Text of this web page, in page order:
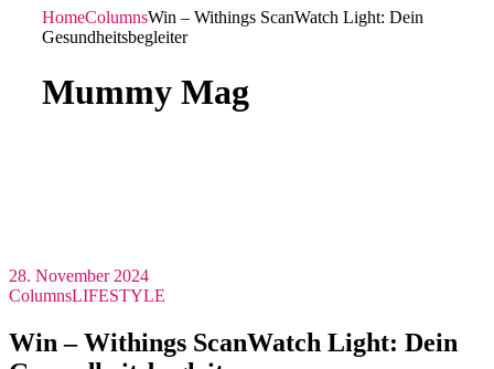
HomeColumnsWin – Withings ScanWatch Light: Dein
Gesundheitsbegleiter
Mummy Mag
28. November 2024
ColumnsLIFESTYLE
Win – Withings ScanWatch Light: Dein